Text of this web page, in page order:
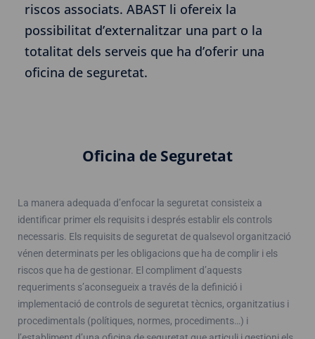
riscos associats. ABAST li ofereix la
possibilitat d’externalitzar una part o la
totalitat dels serveis que ha d’oferir una
oficina de seguretat.
Oficina de Seguretat
La manera adequada d’enfocar la seguretat consisteix a
identificar primer els requisits i després establir els controls
necessaris. Els requisits de seguretat de qualsevol organització
vénen determinats per les obligacions que ha de complir i els
riscos que ha de gestionar. El compliment d’aquests
requeriments s’aconsegueix a través de la definició i
implementació de controls de seguretat tècnics, organitzatius i
procedimentals (polítiques, normes, procediments…) i